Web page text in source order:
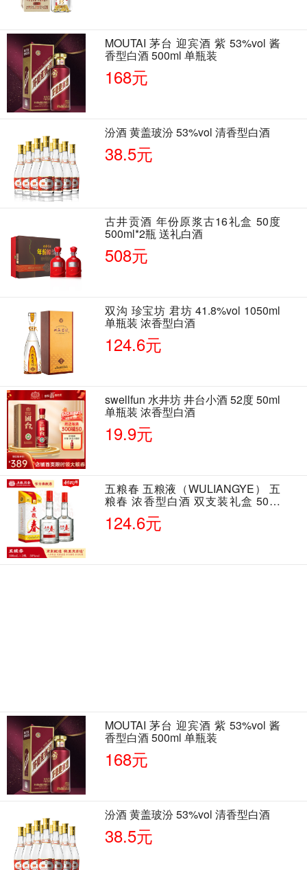
MOUTAI 茅台 迎宾酒 紫 53%vol 酱
香型白酒 500ml 单瓶装
168元
汾酒 黄盖玻汾 53%vol 清香型白酒
38.5元
古井贡酒 年份原浆古16礼盒 50度
500ml*2瓶 送礼白酒
508元
双沟 珍宝坊 君坊 41.8%vol 1050ml
单瓶装 浓香型白酒
124.6元
swellfun 水井坊 井台小酒 52度 50ml
单瓶装 浓香型白酒
19.9元
五粮春 五粮液（WULIANGYE） 五
粮春 浓香型白酒 双支装礼盒 50度
500ml*2瓶 含酒具
124.6元
MOUTAI 茅台 迎宾酒 紫 53%vol 酱
香型白酒 500ml 单瓶装
168元
汾酒 黄盖玻汾 53%vol 清香型白酒
38.5元